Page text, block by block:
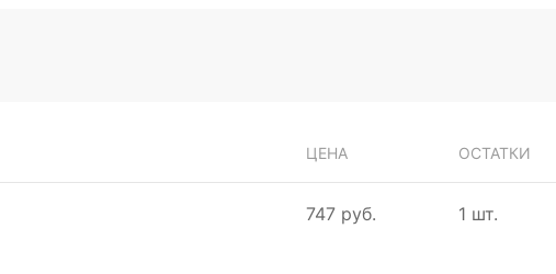
ЦЕНА ОСТАТКИ
747 руб. 1 шт.